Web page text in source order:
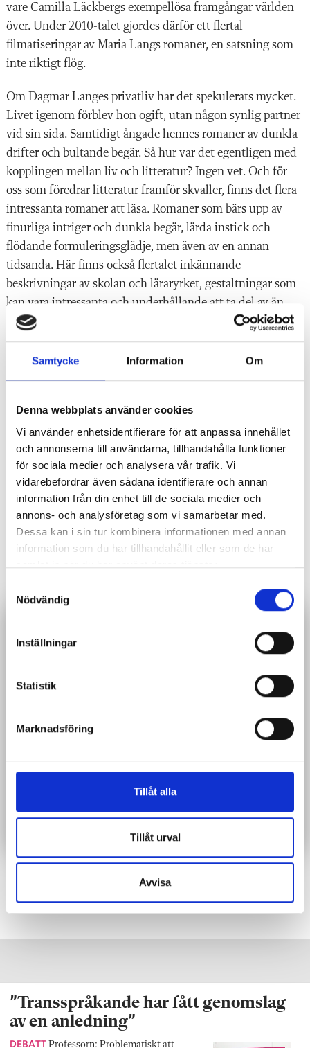
Samtycke Information Om
Denna webbplats använder cookies
Vi använder enhetsidentifierare för att anpassa innehållet
och annonserna till användarna, tillhandahålla funktioner
för sociala medier och analysera vår trafik. Vi
vidarebefordrar även sådana identifierare och annan
information från din enhet till de sociala medier och
annons- och analysföretag som vi samarbetar med.
Dessa kan i sin tur kombinera informationen med annan
information som du har tillhandahållit eller som de har
samlat in när du har använt deras tjänster.
Nödvändig
Inställningar
Statistik
Marknadsföring
Tillåt alla
Tillåt urval
Avvisa
vare Camilla Läckbergs exempellösa framgångar världen
över. Under 2010-talet gjordes därför ett flertal
filmatiseringar av Maria Langs romaner, en satsning som
inte riktigt flög.
Om Dagmar Langes privatliv har det spekulerats mycket.
Livet igenom förblev hon ogift, utan någon synlig partner
vid sin sida. Samtidigt ångade hennes romaner av dunkla
drifter och bultande begär. Så hur var det egentligen med
kopplingen mellan liv och litteratur? Ingen vet. Och för
oss som föredrar litteratur framför skvaller, finns det flera
intressanta romaner att läsa. Romaner som bärs upp av
finurliga intriger och dunkla begär, lärda instick och
flödande formuleringsglädje, men även av en annan
tidsanda. Här finns också flertalet inkännande
beskrivningar av skolan och läraryrket, gestaltningar som
kan vara intressanta och underhållande att ta del av än
idag.
Erik Cardelus
är fil. dr i språkdidaktik, knuten till
Referenser
Fahlgren, M. (2022).
Ett dubbelt liv: Dagmar Lange, alias
Maria Lang. [Stockholm]: Stockholmia förlag.
Lundgren, L. & Wikner, L. (2014) Maria Lang: Vår första
deckardrottning. Ordlaget bokförlag: Bromma.
Få nyheter direkt i din mejlkorg
Prenumerera
”Transspråkande har fått genomslag
av en anledning”
DEBATT Professorn: Problematiskt att